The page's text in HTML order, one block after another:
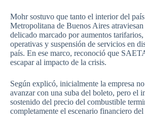
Mohr sostuvo que tanto el interior del
Metropolitana de Buenos Aires
delicado marcado por aumentos
operativas y suspensión de servicios en
país. En ese marco, reconoció que
escapar al impacto de la crisis.
Según explicó, inicialmente la empresa
avanzar con una suba del boleto, pero el
sostenido del precio del combustible
completamente el escenario financiero del